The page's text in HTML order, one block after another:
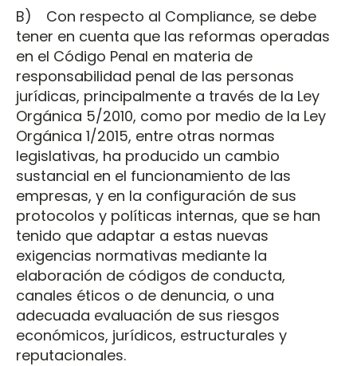
B) Con respecto al Compliance, se debe
tener en cuenta que las reformas operadas
en el Código Penal en materia de
responsabilidad penal de las personas
jurídicas, principalmente a través de la Ley
Orgánica 5/2010, como por medio de la Ley
Orgánica 1/2015, entre otras normas
legislativas, ha producido un cambio
sustancial en el funcionamiento de las
empresas, y en la configuración de sus
protocolos y políticas internas, que se han
tenido que adaptar a estas nuevas
exigencias normativas mediante la
elaboración de códigos de conducta,
canales éticos o de denuncia, o una
adecuada evaluación de sus riesgos
económicos, jurídicos, estructurales y
reputacionales.